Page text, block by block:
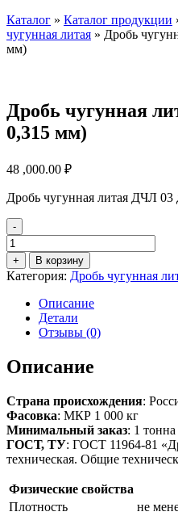
Каталог » Каталог продукции
чугунная литая » Дробь
мм)
Дробь чугунная
0,315 мм)
48 ,000.00 ₽
Дробь чугунная литая ДЧЛ 03
-
Количество
товара
Дробь
чугунная
литая
ДЧЛ
№03
0,315
мм)
+ В корзину
Категория: Дробь чугунная
Описание
Детали
Отзывы (0)
Описание
Страна происхождения:
Фасовка: МКР 1 000 кг
Минимальный заказ: 1 тонна
ГОСТ, ТУ: ГОСТ 11964-81
техническая. Общие
Физические свойства
Плотность
не